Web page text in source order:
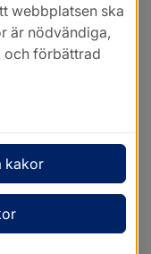
webbplatsen ska
är nödvändiga,
och förbättrad
kakor